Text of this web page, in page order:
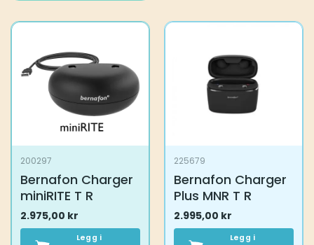
200297
Bernafon Charger
miniRITE T R
2.975,00 kr
Legg i
225679
Bernafon Charger
Plus MNR T R
2.995,00 kr
Legg i